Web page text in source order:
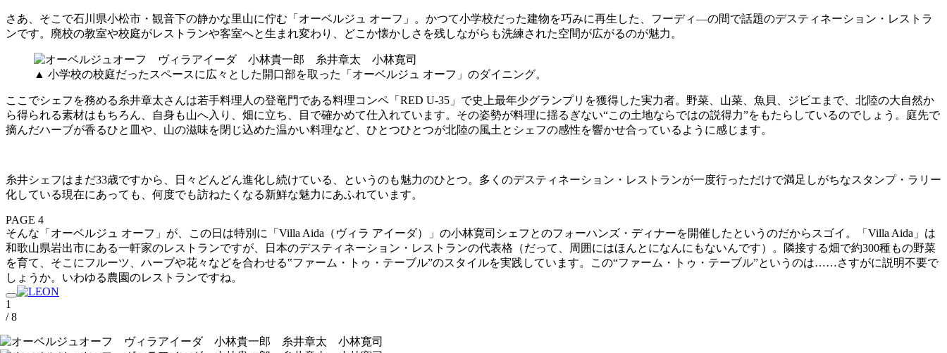
さあ、そこで石川県小松市・観音下の静かな里山に佇む「オーベルジュ オーフ」。かつて小学校だった建物を巧みに再生した、フーディ―の間で話題のデスティネーション・レストラ
ンです。廃校の教室や校庭がレストランや客室へと生まれ変わり、どこか懐かしさを残しながらも洗練された空間が広がるのが魅力。
▲ 小学校の校庭だったスペースに広々とした開口部を取った「オーベルジュ オーフ」のダイニング。
ここでシェフを務める糸井章太さんは若手料理人の登竜門である料理コンペ「RED U-35」で史上最年少グランプリを獲得した実力者。野菜、山菜、魚貝、ジビエまで、北陸の大自然か
ら得られる素材はもちろん、自身も山へ入り、畑に立ち、目で確かめて仕入れています。その姿勢が料理に揺るぎない“この土地ならではの説得力”をもたらしているのでしょう。庭先で
摘んだハーブが香るひと皿や、山の滋味を閉じ込めた温かい料理など、ひとつひとつが北陸の風土とシェフの感性を響かせ合っているように感じます。
糸井シェフはまだ33歳ですから、日々どんどん進化し続けている、というのも魅力のひとつ。多くのデスティネーション・レストランが一度行っただけで満足しがちなスタンプ・ラリー
化している現在にあっても、何度でも訪ねたくなる新鮮な魅力にあふれています。
PAGE 4
そんな「オーベルジュ オーフ」が、この日は特別に「Villa Aida（ヴィラ アイーダ）」の小林寛司シェフとのフォーハンズ・ディナーを開催したというのだからスゴイ。「Villa Aida」は
和歌山県岩出市にある一軒家のレストランですが、日本のデスティネーション・レストランの代表格（だって、周囲にはほんとになんにもないんです）。隣接する畑で約300種もの野菜
を育て、 そこにフルーツ、ハーブや花々などを合わせる‟ファーム・トゥ・テーブル”のスタイルを実践しています。この“ファーム・トゥ・テーブル”というのは……さすがに説明不要で
しょうか。いわゆる農園のレストランですね。
1
/ 8